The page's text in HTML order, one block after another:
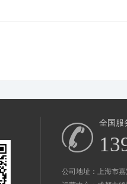
全国服
公司地址：上海市